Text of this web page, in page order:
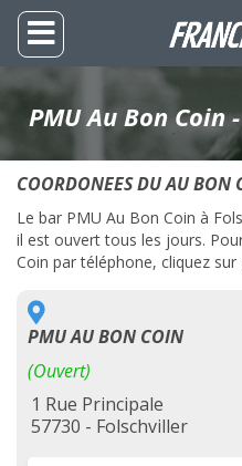
PMU Au Bon Coin
COORDONEES DU AU BON
Le bar PMU Au Bon Coin à
il est ouvert tous les jours.
Coin par téléphone, cliquez
PMU AU BON COIN
(Ouvert)
1 Rue Principale
57730 - Folschviller